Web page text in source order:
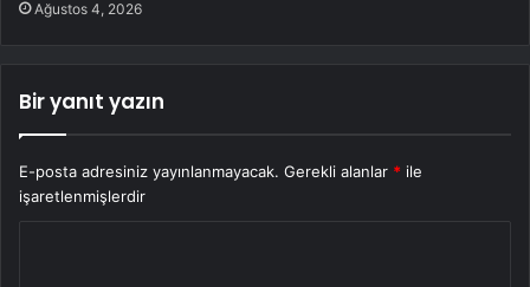
Ağustos 4, 2026
Bir yanıt yazın
E-posta adresiniz yayınlanmayacak. Gerekli alanlar * ile
işaretlenmişlerdir